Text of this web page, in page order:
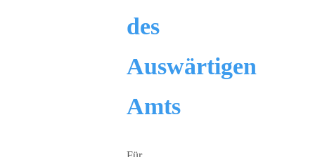
des
Auswärtigen
Amts